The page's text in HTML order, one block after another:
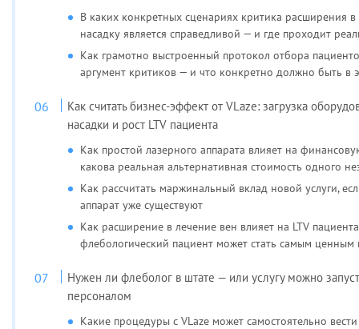
В каких конкретных сценариях критика расширения
насадку является справедливой — и где проходит
Как грамотно выстроенный протокол отбора
аргумент критиков — и что конкретно должно быть в
Как считать бизнес-эффект от VLaze: загрузка
насадки и рост LTV пациента
Как простой лазерного аппарата влияет на
какова реальная альтернативная стоимость одного
Как рассчитать маржинальный вклад новой услуги,
аппарат уже существуют
Как расширение в лечение вен влияет на LTV
флебологический пациент может стать самым
Нужен ли флеболог в штате — или услугу можно
персоналом
Какие процедуры с VLaze может самостоятельно